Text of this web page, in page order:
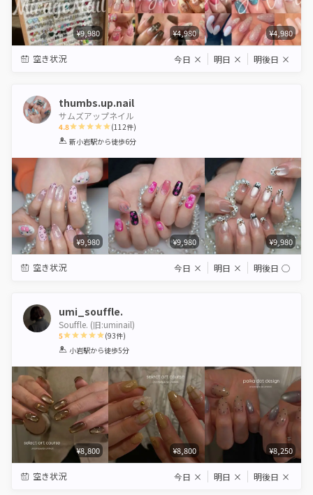
¥9,980 ¥4,980 ¥4,980
空き状況 今日 × 明日 × 明後日 ×
thumbs.up.nail
サムズアップネイル
4.8
1 2 3 4 5
(112件)
新小岩駅から徒歩6分
¥9,980 ¥9,980 ¥9,980
空き状況 今日 × 明日 × 明後日 ◯
umi_souffle.
Souffle. (旧:uminail)
5
1 2 3 4 5
(93件)
小岩駅から徒歩5分
¥8,800 ¥8,800 ¥8,250
空き状況 今日 × 明日 × 明後日 ×